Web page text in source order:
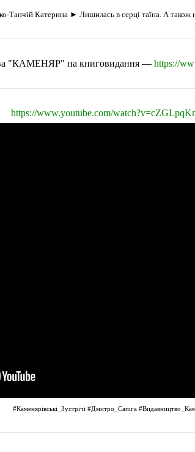
Танчій Катерина ► Лишилась в серці таїна. А також
"КАМЕНЯР" на книговидання — https://
https://www.youtube.com/
#Каменярівські_Зустрічі#Дмитро_Сапіга